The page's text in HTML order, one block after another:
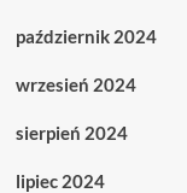
październik 2024
wrzesień 2024
sierpień 2024
lipiec 2024